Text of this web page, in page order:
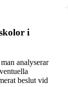
i
analyserar
beslut vid